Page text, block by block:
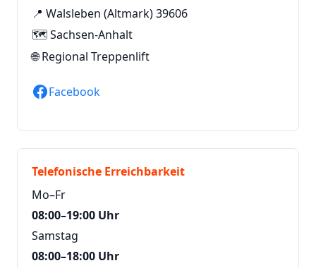
📍 Walsleben (Altmark) 39606
🗺️ Sachsen-Anhalt
🌐Regional Treppenlift
Facebook
Telefonische Erreichbarkeit
Mo–Fr
08:00–19:00 Uhr
Samstag
08:00–18:00 Uhr